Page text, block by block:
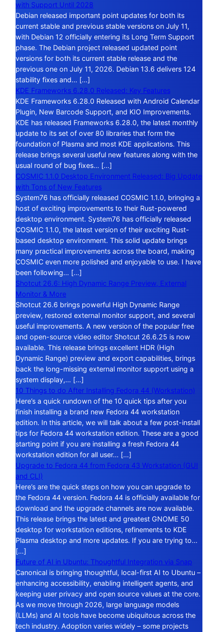
with Support Until 2028
Debian released important point updates for both its
current stable and previous stable versions on July 11,
with Debian 12 officially entering its Long Term Support
phase. The Debian project released updated point
versions for both its current stable release and the
previous one on July 11, 2026. Debian 13.6 delivers 124
stability fixes and… […]
KDE Frameworks 6.28.0 Released: Key Features
KDE Frameworks 6.28.0 Released with Android Calendar
Plugin, New Barcode Support, and KIO Improvements.
KDE has released Frameworks 6.28.0, the latest monthly
update to its set of over 80 libraries that form the
foundation of Plasma and most KDE applications. This
release brings several useful new features along with the
usual round of bug fixes… […]
COSMIC 1.1.0 Desktop Environment Released: Big Update
with Tons of New Features
System76 has officially released COSMIC 1.1.0, bringing a
host of exciting improvements to their Rust-powered
desktop environment. System76 has officially released
COSMIC 1.1.0, the latest version of their exciting Rust-
based desktop environment. This solid update brings
many practical improvements across the board, making
COSMIC even more polished and enjoyable to use. I have
been following… […]
Shotcut 26.6: High Dynamic Range Preview, External
Monitor & More
Shotcut 26.6 brings powerful High Dynamic Range
preview, restored external monitor support, and several
useful improvements. A new version of the popular free
and open-source video editor Shotcut 26.6.25 is now
available. This release brings excellent HDR (High
Dynamic Range) preview and export capabilities, brings
back the long-missing external monitor support using a
system display,… […]
10 Things to do After Installing Fedora 44 (Workstation)
Here’s a quick rundown of the 10 quick tips after you
finish installing a brand new Fedora 44 workstation
edition. In this article, we will talk about a few post-install
tips for Fedora 44 workstation edition. These are a good
starting point if you are installing a fresh Fedora 44
workstation edition for all user… […]
Upgrade to Fedora 44 from Fedora 43 Workstation (GUI
and CLI)
Here’s are the quick steps on how you can upgrade to
the Fedora 44 version. Fedora 44 is officially available for
download and the upgrade channels are now available.
This release brings the latest and greatest GNOME 50
desktop for workstation editions, refinements to KDE
Plasma desktop and more updates. If you are trying to…
[…]
Future of AI in Ubuntu: Thoughtful Integration via Snap
Canonical is bringing thoughtful, local-first AI to Ubuntu –
enhancing accessibility, enabling intelligent agents, and
keeping user privacy and open source values at the core.
As we move through 2026, large language models
(LLMs) and AI tools have become ubiquitous across the
tech industry. Adoption varies widely – some projects